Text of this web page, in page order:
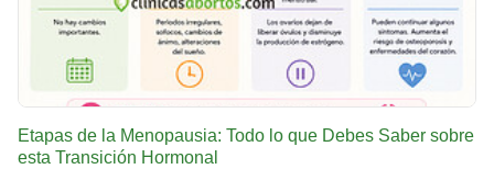
Etapas de la Menopausia: Todo lo que Debes Saber sobre
esta Transición Hormonal